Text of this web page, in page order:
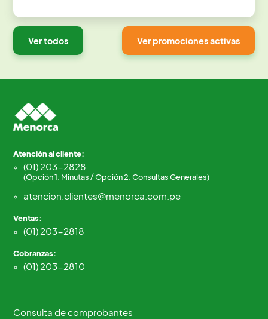
Ver todos Ver promociones activas
Atención al cliente:
(01) 203-2828
(Opción 1: Minutas / Opción 2: Consultas Generales)
atencion.clientes@menorca.com.pe
Ventas:
(01) 203-2818
Cobranzas:
(01) 203-2810
Consulta de comprobantes